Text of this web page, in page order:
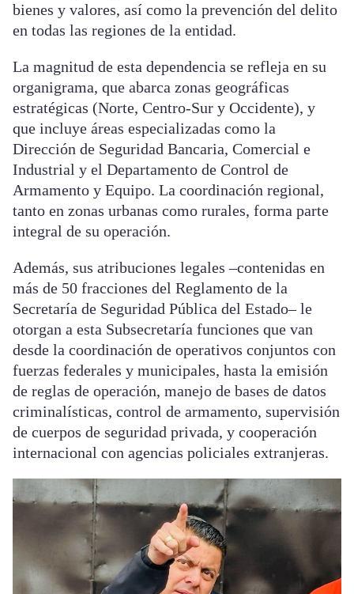
bienes y valores, así como la prevención del delito
en todas las regiones de la entidad.
La magnitud de esta dependencia se refleja en su
organigrama, que abarca zonas geográficas
estratégicas (Norte, Centro-Sur y Occidente), y
que incluye áreas especializadas como la
Dirección de Seguridad Bancaria, Comercial e
Industrial y el Departamento de Control de
Armamento y Equipo. La coordinación regional,
tanto en zonas urbanas como rurales, forma parte
integral de su operación.
Además, sus atribuciones legales –contenidas en
más de 50 fracciones del Reglamento de la
Secretaría de Seguridad Pública del Estado– le
otorgan a esta Subsecretaría funciones que van
desde la coordinación de operativos conjuntos con
fuerzas federales y municipales, hasta la emisión
de reglas de operación, manejo de bases de datos
criminalísticas, control de armamento, supervisión
de cuerpos de seguridad privada, y cooperación
internacional con agencias policiales extranjeras.